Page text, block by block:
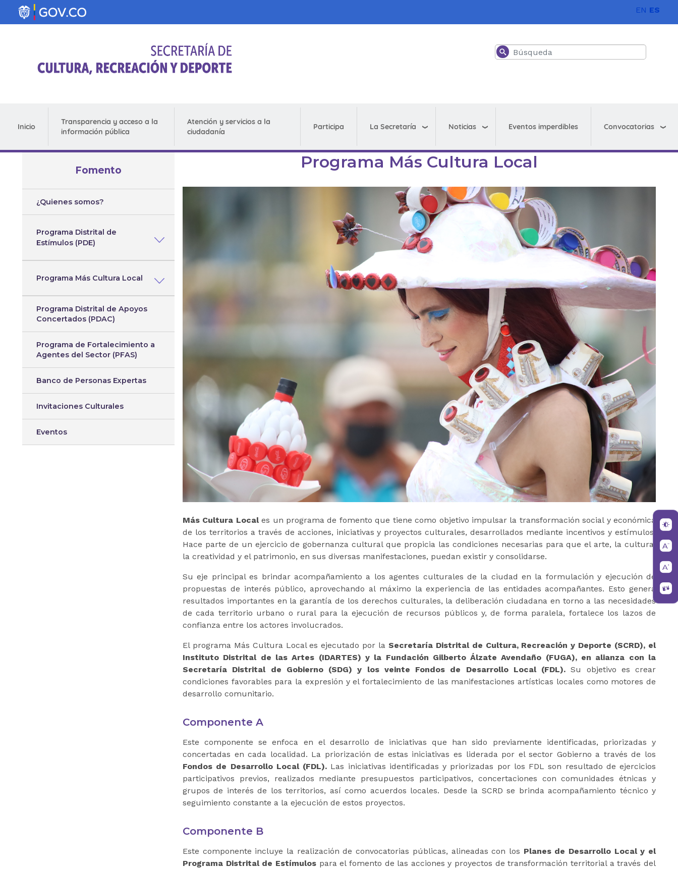
Pasar al contenido principal EN ES
Buscar
Inicio
Transparencia y acceso a la
información pública
Atención y servicios a la
ciudadanía
Participa La Secretaría Noticias Eventos imperdibles Convocatorias
Fomento
¿Quienes somos?
Programa Distrital de
Estímulos (PDE)
Programa Más Cultura Local
Programa Distrital de Apoyos
Concertados (PDAC)
Programa de Fortalecimiento a
Agentes del Sector (PFAS)
Banco de Personas Expertas
Invitaciones Culturales
Eventos
Programa Más Cultura Local
Más Cultura Locales un programa de fomento que tiene como objetivo impulsar la transformación social y económica
de los territorios a través de acciones, iniciativas y proyectos culturales, desarrollados mediante incentivos y estímulos.
Hace parte de un ejercicio de gobernanza cultural que propicia las condiciones necesarias para que el arte, la cultura,
la creatividad y el patrimonio, en sus diversas manifestaciones, puedan existir y consolidarse.
Su eje principal es brindar acompañamiento a los agentes culturales de la ciudad en la formulación y ejecución de
propuestas de interés público, aprovechando al máximo la experiencia de las entidades acompañantes. Esto genera
resultados importantes en la garantía de los derechos culturales, la deliberación ciudadana en torno a las necesidades
de cada territorio urbano o rural para la ejecución de recursos públicos y, de forma paralela, fortalece los lazos de
confianza entre los actores involucrados.
El programa Más Cultura Local es ejecutado por la Secretaría Distrital de Cultura, Recreación y Deporte (SCRD), el
Instituto Distrital de las Artes (IDARTES) y la Fundación Gilberto Álzate Avendaño (FUGA), en alianza con la
Secretaría Distrital de Gobierno (SDG) y los veinte Fondos de Desarrollo Local (FDL). Su objetivo es crear
condiciones favorables para la expresión y el fortalecimiento de las manifestaciones artísticas locales como motores de
desarrollo comunitario.
Componente A
Este componente se enfoca en el desarrollo de iniciativas que han sido previamente identificadas, priorizadas y
concertadas en cada localidad. La priorización de estas iniciativas es liderada por el sector Gobierno a través de los
Fondos de Desarrollo Local (FDL). Las iniciativas identificadas y priorizadas por los FDL son resultado de ejercicios
participativos previos, realizados mediante presupuestos participativos, concertaciones con comunidades étnicas y
grupos de interés de los territorios, así como acuerdos locales. Desde la SCRD se brinda acompañamiento técnico y
seguimiento constante a la ejecución de estos proyectos.
Componente B
Este componente incluye la realización de convocatorias públicas, alineadas con los Planes de Desarrollo Local y el
Programa Distrital de Estímulospara el fomento de las acciones y proyectos de transformación territorial a través del